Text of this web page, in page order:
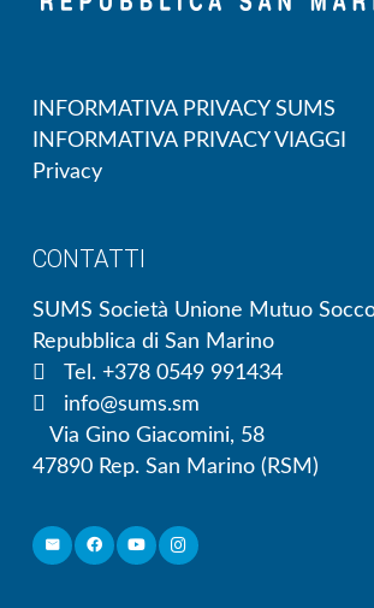
INFORMATIVA PRIVACY SUMS
INFORMATIVA PRIVACY VIAGGI
Privacy
CONTATTI
SUMS Società Unione Mutuo
Repubblica di San Marino
Tel. +378 0549 991434
info@sums.sm
Via Gino Giacomini, 58
47890 Rep. San Marino (RSM)